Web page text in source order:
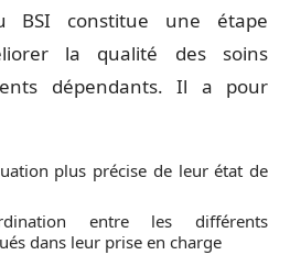
BSI constitue une étape
la qualité des soins
dépendants. Il a pour
plus précise de leur état de
entre les différents
dans leur prise en charge